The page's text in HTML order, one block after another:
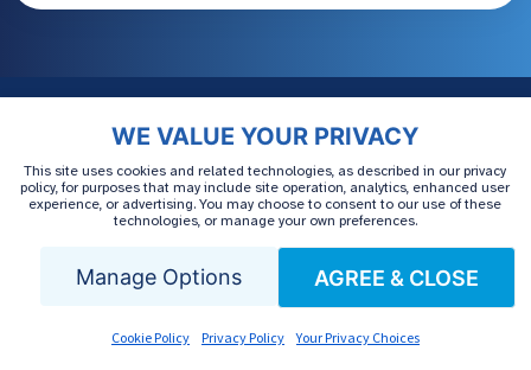
WE VALUE YOUR PRIVACY
This site uses cookies and related technologies, as described in our privacy
policy, for purposes that may include site operation, analytics, enhanced user
experience, or advertising. You may choose to consent to our use of these
technologies, or manage your own preferences.
Manage Options AGREE & CLOSE
Cookie Policy Privacy Policy Your Privacy Choices
AmeriPharma® Specialty Care cung cấp nhiều
loại thuốc đặc trị, bao gồm thuốc uống, thuốc